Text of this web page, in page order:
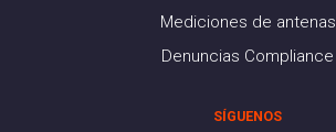
Mediciones de antenas
Denuncias Compliance
SÍGUENOS